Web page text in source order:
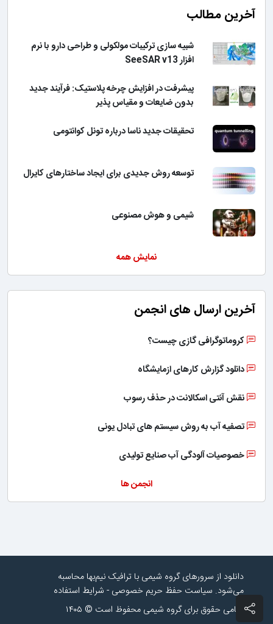
آخرین مطالب
شبیه سازی ترکیبات مولکولی و طراحی دارو با نرم
افزار SeeSAR v13
پیشرفت در افزایش چرخه پلاستیک: فرآیند جدید
بدون ضایعات و مقیاس پذیر
تحقیقات جدید ناسا درباره تونل کوانتومی
توسعه روش جدیدی برای ایجاد ساختارهای کایرال
شیمی و هوش مصنوعی
نمایش همه
آخرین ارسال های انجمن
کروماتوگرافی گازی چیست؟
دانلود گزارش کارهای ازمایشگاه
نقش آنتی اسکالانت در حذف رسوب
تصفیه آب به روش سیستم های تبادل یونی
خصوصیات آلودگی آب صنایع تولیدی
انجمن ها
دانلود از سرورهای گروه شیمی با ترافیک نیم‌بها محاسبه
می‌شود. سیاست حفظ حریم خصوصی - شرایط استفاده
تمامی حقوق برای گروه شیمی محفوظ است © ۱۴۰۵